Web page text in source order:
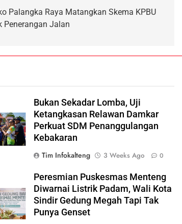
Palangka Raya Matangkan Skema KPBU
Penerangan Jalan
Bukan Sekadar Lomba, Uji
Ketangkasan Relawan Damkar
Perkuat SDM Penanggulangan
Kebakaran
Tim Infokalteng
3 Weeks Ago 0
Peresmian Puskesmas Menteng
Diwarnai Listrik Padam, Wali Kota
Sindir Gedung Megah Tapi Tak
Punya Genset